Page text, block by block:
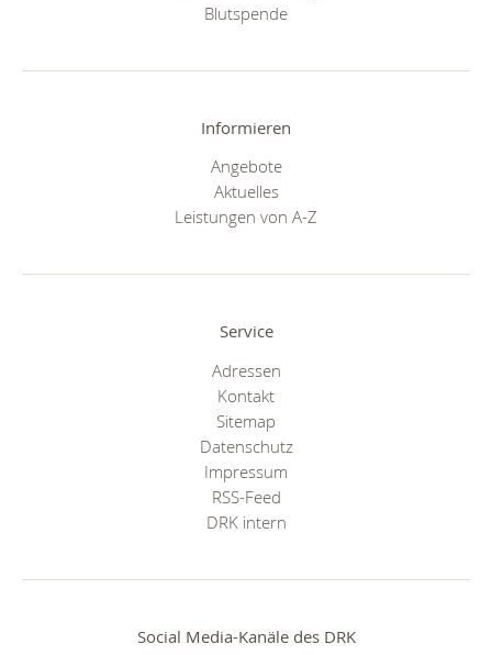
Blutspende
Informieren
Angebote
Aktuelles
Leistungen von A-Z
Service
Adressen
Kontakt
Sitemap
Datenschutz
Impressum
RSS-Feed
DRK intern
Social Media-Kanäle des DRK